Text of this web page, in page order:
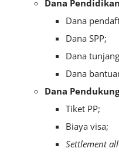
Dana
Dana
Dana SPP;
Dana
Dana
Dana
Tiket PP;
Biaya visa;
Settlement